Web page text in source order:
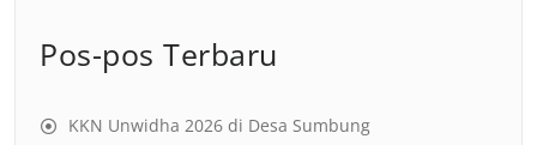
Pos-pos Terbaru
KKN Unwidha 2026 di Desa Sumbung